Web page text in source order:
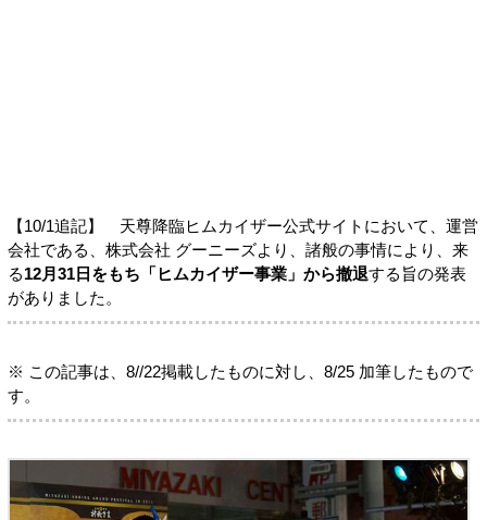
【10/1追記】 天尊降臨ヒムカイザー公式サイトにおいて、運営
会社である、株式会社 グーニーズより、諸般の事情により、来
る12月31日をもち「ヒムカイザー事業」から撤退する旨の発表
がありました。
※ この記事は、8//22掲載したものに対し、8/25 加筆したもので
す。